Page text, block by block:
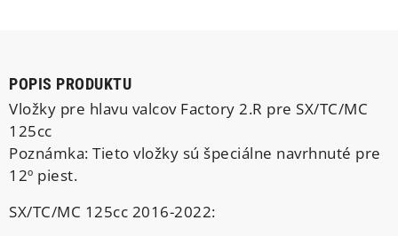
POPIS PRODUKTU
Vložky pre hlavu valcov Factory 2.R pre SX/TC/MC
125cc
Poznámka: Tieto vložky sú špeciálne navrhnuté pre
12º piest.
SX/TC/MC 125cc 2016-2022: